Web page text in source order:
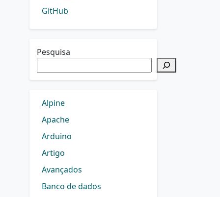
GitHub
Pesquisa
Alpine
Apache
Arduino
Artigo
Avançados
Banco de dados